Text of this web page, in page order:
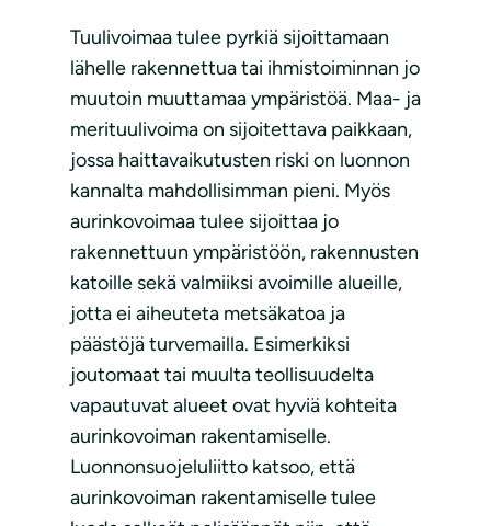
Tuulivoimaa tulee pyrkiä sijoittamaan
lähelle rakennettua tai ihmistoiminnan jo
muutoin muuttamaa ympäristöä. Maa- ja
merituulivoima on sijoitettava paikkaan,
jossa haittavaikutusten riski on luonnon
kannalta mahdollisimman pieni. Myös
aurinkovoimaa tulee sijoittaa jo
rakennettuun ympäristöön, rakennusten
katoille sekä valmiiksi avoimille alueille,
jotta ei aiheuteta metsäkatoa ja
päästöjä turvemailla. Esimerkiksi
joutomaat tai muulta teollisuudelta
vapautuvat alueet ovat hyviä kohteita
aurinkovoiman rakentamiselle.
Luonnonsuojeluliitto katsoo, että
aurinkovoiman rakentamiselle tulee